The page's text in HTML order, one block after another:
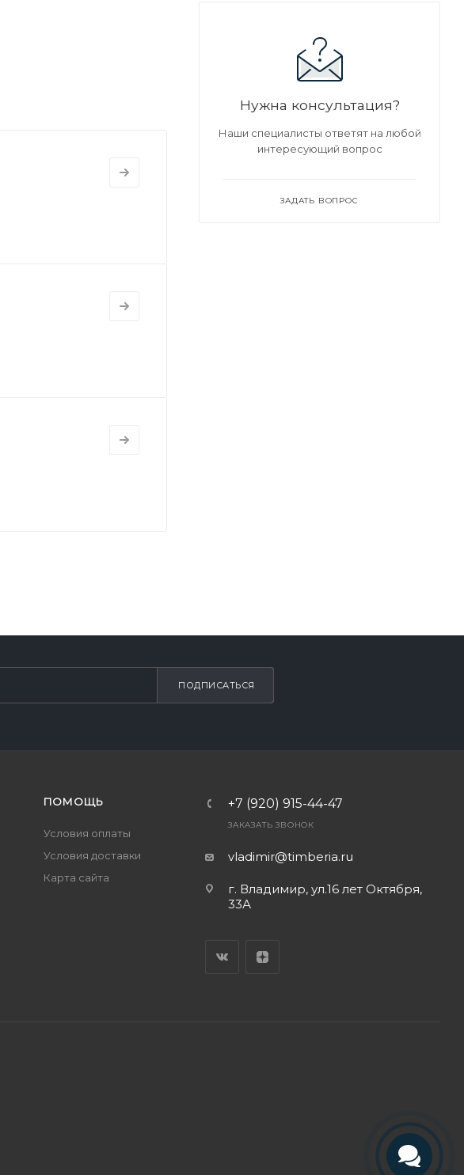
Нужна консультация?
Наши специалисты ответят на любой
интересующий вопрос
ЗАДАТЬ ВОПРОС
ПОДПИСАТЬСЯ
ПОМОЩЬ
Условия оплаты
Условия доставки
Карта сайта
+7 (920) 915-44-47
ЗАКАЗАТЬ ЗВОНОК
vladimir@timberia.ru
г. Владимир, ул.16 лет Октября,
33А